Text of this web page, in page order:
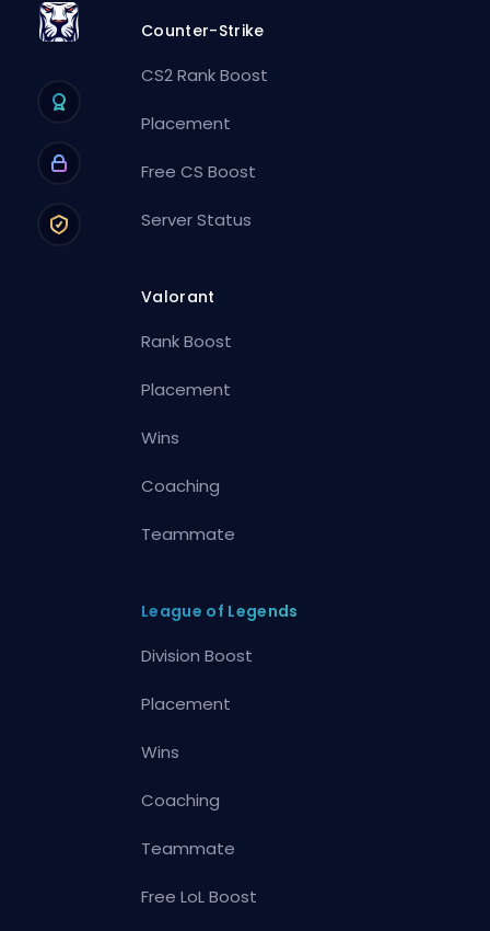
Counter-Strike
CS2 Rank Boost
Placement
Free CS Boost
Server Status
Valorant
Rank Boost
Placement
Wins
Coaching
Teammate
League of Legends
Division Boost
Placement
Wins
Coaching
Teammate
Free LoL Boost